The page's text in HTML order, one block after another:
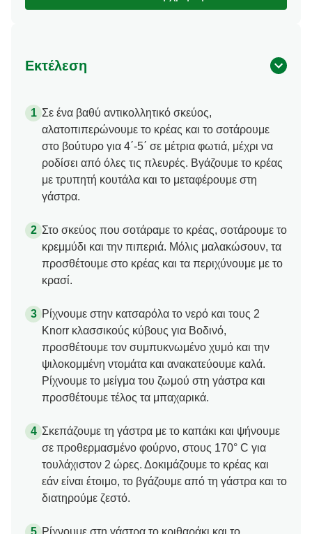
Εκτέλεση
Σε ένα βαθύ αντικολλητικό σκεύος,
αλατοπιπερώνουμε το κρέας και το σοτάρουμε
στο βούτυρο για 4΄-5΄ σε μέτρια φωτιά, μέχρι να
ροδίσει από όλες τις πλευρές. Βγάζουμε το κρέας
με τρυπητή κουτάλα και το μεταφέρουμε στη
γάστρα.
Στο σκεύος που σοτάραμε το κρέας, σοτάρουμε το
κρεμμύδι και την πιπεριά. Μόλις μαλακώσουν, τα
προσθέτουμε στο κρέας και τα περιχύνουμε με το
κρασί.
Ρίχνουμε στην κατσαρόλα το νερό και τους 2
Knorr κλασσικούς κύβους για Βοδινό,
προσθέτουμε τον συμπυκνωμένο χυμό και την
ψιλοκομμένη ντομάτα και ανακατεύουμε καλά.
Ρίχνουμε το μείγμα του ζωμού στη γάστρα και
προσθέτουμε τέλος τα μπαχαρικά.
Σκεπάζουμε τη γάστρα με το καπάκι και ψήνουμε
σε προθερμασμένο φούρνο, στους 170° C για
τουλάχιστον 2 ώρες. Δοκιμάζουμε το κρέας και
εάν είναι έτοιμο, το βγάζουμε από τη γάστρα και το
διατηρούμε ζεστό.
Ρίχνουμε στη γάστρα το κριθαράκι και το